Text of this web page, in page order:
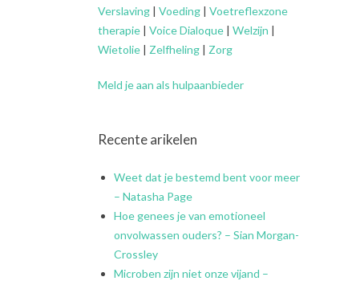
Verslaving | Voeding | Voetreflexzone
therapie | Voice Dialoque | Welzijn |
Wietolie | Zelfheling | Zorg
Meld je aan als hulpaanbieder
Recente arikelen
Weet dat je bestemd bent voor meer
– Natasha Page
Hoe genees je van emotioneel
onvolwassen ouders? – Sian Morgan-
Crossley
Microben zijn niet onze vijand –